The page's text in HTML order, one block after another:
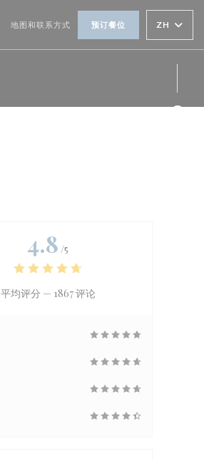
地图和联系方式 预订餐位 ZH
4.8 /5
平均评分 — 1867 评论